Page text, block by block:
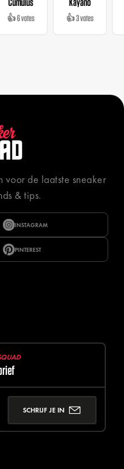
Cumulus
👍 6 votes
Kayano
👍 3 votes
voor de laatste sneaker
& tips.
INSTAGRAM
PINTEREST
SCHRIJF JE IN